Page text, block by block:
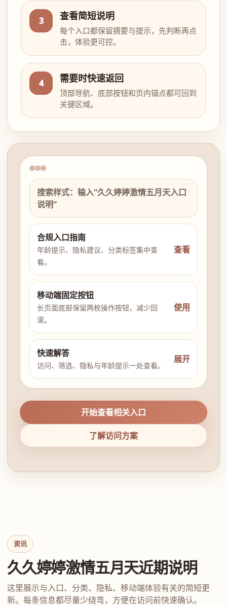
3 查看简短说明
每个入口都保留摘要与提示，先判断再点
击，体验更可控。
4 需要时快速返回
顶部导航、底部按钮和页内锚点都可回到
关键区域。
搜索样式：输入“久久婷婷激情五月天入口
说明”
合规入口指南
年龄提示、隐私建议、分类标签集中查
看。
查看
移动端固定按钮
长页面底部保留两枚操作按钮，减少回
滚。
使用
快速解答
访问、筛选、隐私与年龄提示一处查看。
展开
开始查看相关入口
了解访问方案
资讯
久久婷婷激情五月天近期说明
这里展示与入口、分类、隐私、移动端体验有关的简短更
新。每条信息都尽量少绕弯，方便在访问前快速确认。